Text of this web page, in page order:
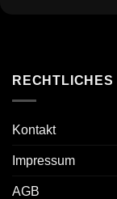
RECHTLICHES
Kontakt
Impressum
AGB